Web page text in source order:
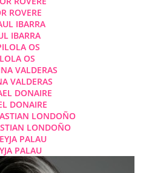
ROVERE
IBARRA
OS
VALDERAS
DONAIRE
LONDOÑO
PALAU